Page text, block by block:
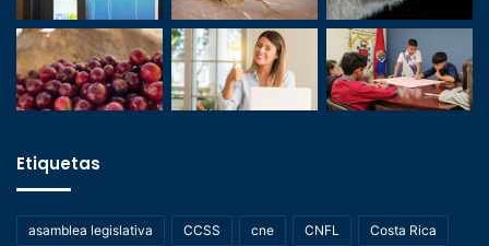
Etiquetas
asamblea legislativa CCSS cne CNFL Costa Rica